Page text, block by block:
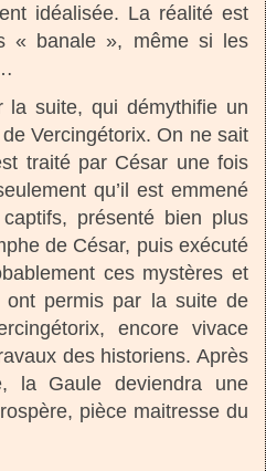
idéalisée. La réalité est
« banale », même si les
suite, qui démythifie un
Vercingétorix. On ne sait
traité par César une fois
qu’il est emmené
présenté bien plus
de César, puis exécuté
ces mystères et
ont permis par la suite de
encore vivace
des historiens. Après
la Gaule deviendra une
pièce maitresse du